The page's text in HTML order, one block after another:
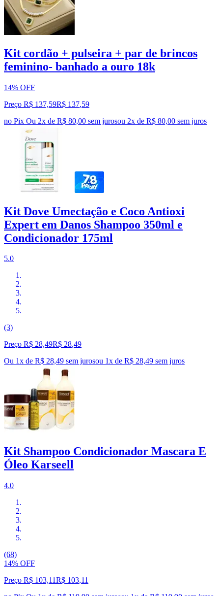
Kit cordão + pulseira + par de brincos
feminino- banhado a ouro 18k
14% OFF
Preço R$ 137,59R$ 137,59
no Pix Ou 2x de R$ 80,00 sem jurosou 2x de R$ 80,00 sem juros
Kit Dove Umectação e Coco Antioxi
Expert em Danos Shampoo 350ml e
Condicionador 175ml
5.0
(3)
Preço R$ 28,49R$ 28,49
Ou 1x de R$ 28,49 sem jurosou 1x de R$ 28,49 sem juros
Kit Shampoo Condicionador Mascara E
Óleo Karseell
4.0
(68)
14% OFF
Preço R$ 103,11R$ 103,11